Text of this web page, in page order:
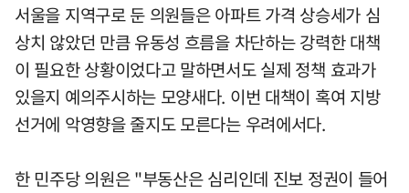
서울을 지역구로 둔 의원들은 아파트 가격 상승세가 심
상치 않았던 만큼 유동성 흐름을 차단하는 강력한 대책
이 필요한 상황이었다고 말하면서도 실제 정책 효과가
있을지 예의주시하는 모양새다. 이번 대책이 혹여 지방
선거에 악영향을 줄지도 모른다는 우려에서다.
한 민주당 의원은 "부동산은 심리인데 진보 정권이 들어